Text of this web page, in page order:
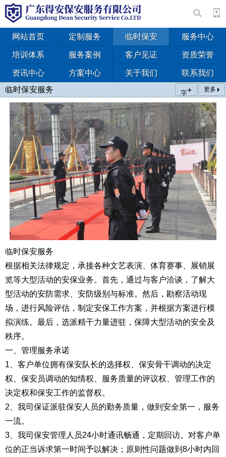
网站首页 定制服务 临时保安 服务中心
培训体系 服务案例 客户见证 资质荣誉
资讯中心 方案中心 关于我们
联系我们
临时保安服务
更多
字+
临时保安服务
根据相关法律规定，承接各种文艺表演、体育赛事、展销展
览等大型活动的安保业务。首先，通过与客户洽谈，了解大
型活动的安防需求、安防级别与标准。然后，勘察活动现
场，进行风险评估，制定安保工作方案，并根据方案进行模
拟演练。最后，选派精干力量进驻，保障大型活动的安全及
秩序。
一、管理服务承诺
1、客户单位拥有保安队长的选择权、保安骨干调动的决定
权、保安员调动的知情权、服务质量的评议权、管理工作的
决定权和保安工作的监督权。
2、我司保证派驻保安人员的勤务质量，做到安全第一，服务
一流。
3、我司保安管理人员24小时通讯畅通，定期回访。对客户单
位的正当诉求第一时间予以解决；原则性问题做到8小时内回